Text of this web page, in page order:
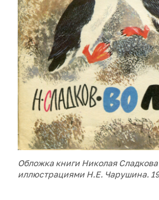
Обложка книги Николая Сладкова
иллюстрациями Н.Е. Чарушина.